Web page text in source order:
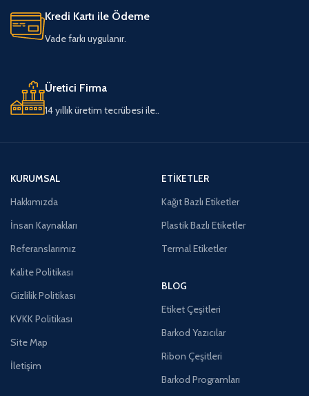
Kredi Kartı ile Ödeme
Vade farkı uygulanır.
Üretici Firma
14 yıllık üretim tecrübesi ile..
KURUMSAL
Hakkımızda
İnsan Kaynakları
Referanslarımız
Kalite Politikası
Gizlilik Politikası
KVKK Politikası
Site Map
İletişim
ETIKETLER
Kağıt Bazlı Etiketler
Plastik Bazlı Etiketler
Termal Etiketler
BLOG
Etiket Çeşitleri
Barkod Yazıcılar
Ribon Çeşitleri
Barkod Programları